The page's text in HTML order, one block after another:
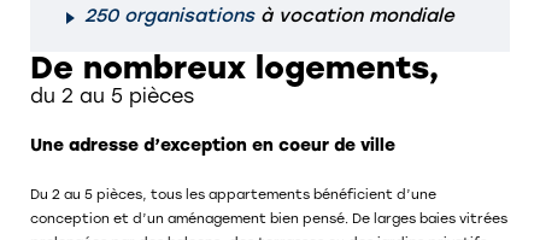
250 organisationsà vocation mondiale
De nombreux logements,
du 2 au 5 pièces
Une adresse d’exception en coeur de ville
Du 2 au 5 pièces, tous les appartements bénéficient d’une
conception et d’un aménagement bien pensé. De larges baies vitrées